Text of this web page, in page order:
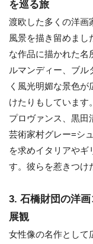
を巡る旅
渡欧した多くの洋画
風景を描き留めまし
な作品に描かれた名
ルマンディー、ブ
く風光明媚な景色
けたりもしています
プロヴァンス、黒田
芸術家村グレー=シ
を求めイタリアやギ
す。彼らを惹きつけ
3. 石橋財団の洋
展観
女性像の名作として